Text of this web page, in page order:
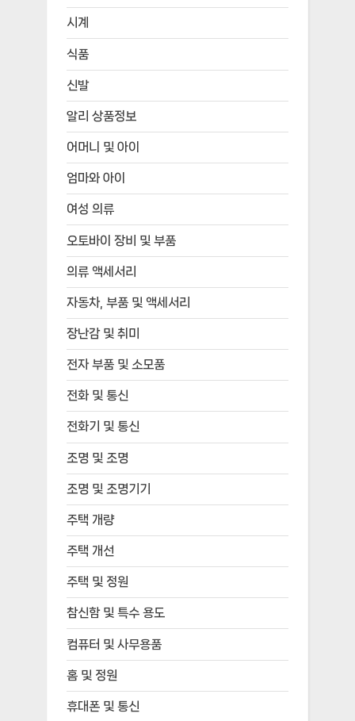
시계
식품
신발
알리 상품정보
어머니 및 아이
엄마와 아이
여성 의류
오토바이 장비 및 부품
의류 액세서리
자동차, 부품 및 액세서리
장난감 및 취미
전자 부품 및 소모품
전화 및 통신
전화기 및 통신
조명 및 조명
조명 및 조명기기
주택 개량
주택 개선
주택 및 정원
참신함 및 특수 용도
컴퓨터 및 사무용품
홈 및 정원
휴대폰 및 통신